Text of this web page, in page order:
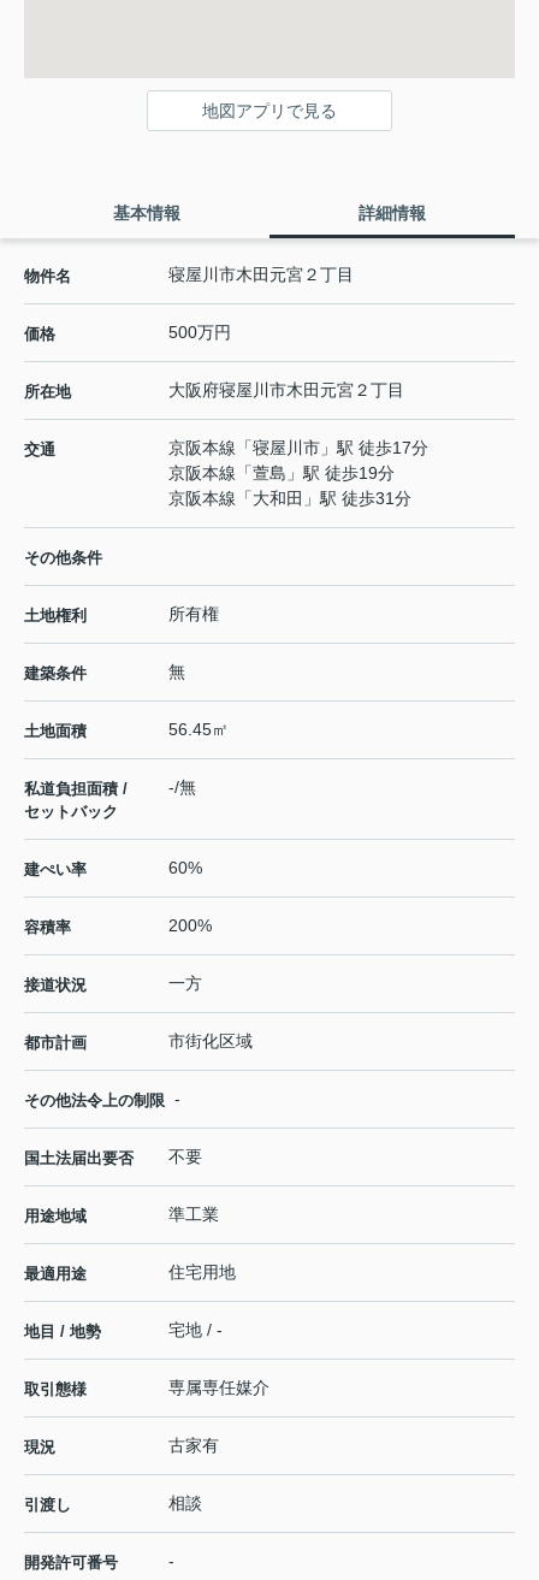
地図アプリで見る
基本情報 詳細情報
物件名 寝屋川市木田元宮２丁目
価格 500万円
所在地 大阪府寝屋川市木田元宮２丁目
交通 京阪本線 「寝屋川市 」駅 徒歩17分
京阪本線 「萱島 」駅 徒歩19分
京阪本線 「大和田 」駅 徒歩31分
その他条件
土地権利 所有権
建築条件 無
土地面積 56.45㎡
私道負担面積 /
セットバック
-/無
建ぺい率 60%
容積率 200%
接道状況 一方
都市計画 市街化区域
その他法令上の制限 -
国土法届出要否 不要
用途地域 準工業
最適用途 住宅用地
地目 / 地勢 宅地 / -
取引態様 専属専任媒介
現況 古家有
引渡し 相談
開発許可番号 -